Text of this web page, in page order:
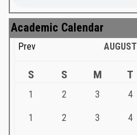
Academic Calendar
Prev AUGUST
S S M T
1 2 3 4
1 2 3 4